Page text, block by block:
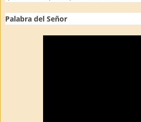
Palabra del Señor